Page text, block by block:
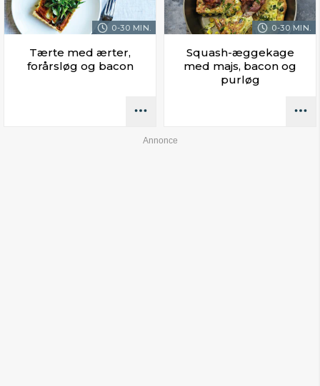
0-30 MIN.
Tærte med ærter,
forårsløg og bacon
0-30 MIN.
Squash-æggekage
med majs, bacon og
purløg